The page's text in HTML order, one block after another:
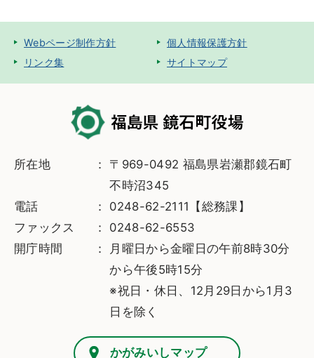
Webページ制作方針
個人情報保護方針
リンク集
サイトマップ
所在地
〒969-0492 福島県岩瀬郡鏡石町
不時沼345
電話
0248-62-2111【総務課】
ファックス
0248-62-6553
開庁時間
月曜日から金曜日の午前8時30分
から午後5時15分
※祝日・休日、12月29日から1月3
日を除く
かがみいしマップ